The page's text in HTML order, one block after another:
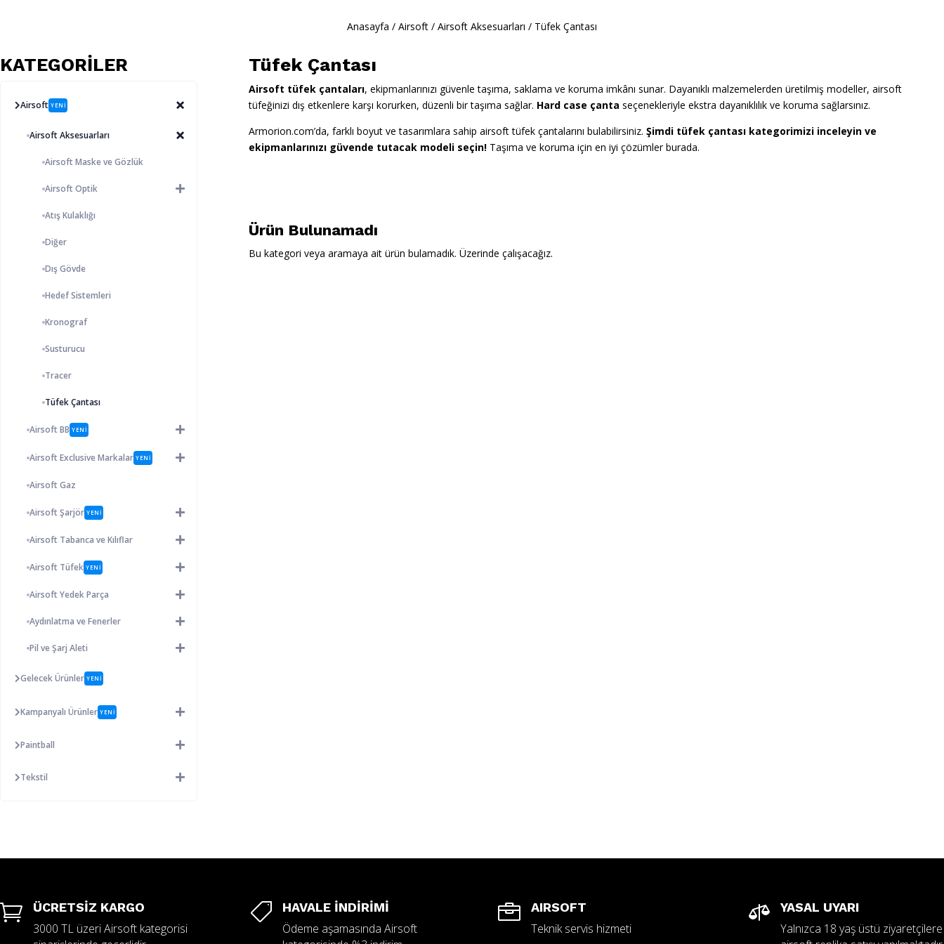
Anasayfa / Airsoft / Airsoft Aksesuarları / Tüfek Çantası
KATEGORİLER
Airsoft YENİ
Airsoft Aksesuarları
Airsoft Maske ve Gözlük
Airsoft Optik
Atış Kulaklığı
Diğer
Dış Gövde
Hedef Sistemleri
Kronograf
Susturucu
Tracer
Tüfek Çantası
Airsoft BB YENİ
Airsoft Exclusive Markalar YENİ
Airsoft Gaz
Airsoft Şarjör YENİ
Airsoft Tabanca ve Kılıflar
Airsoft Tüfek YENİ
Airsoft Yedek Parça
Aydınlatma ve Fenerler
Pil ve Şarj Aleti
Gelecek Ürünler YENİ
Kampanyalı Ürünler YENİ
Paintball
Tekstil
Tüfek Çantası
Airsoft tüfek çantaları, ekipmanlarınızı güvenle taşıma, saklama ve koruma imkânı sunar. Dayanıklı malzemelerden üretilmiş modeller, airsoft
tüfeğinizi dış etkenlere karşı korurken, düzenli bir taşıma sağlar. Hard case çanta seçenekleriyle ekstra dayanıklılık ve koruma sağlarsınız.
Armorion.com’da, farklı boyut ve tasarımlara sahip airsoft tüfek çantalarını bulabilirsiniz.Şimdi tüfek çantası kategorimizi inceleyin ve
ekipmanlarınızı güvende tutacak modeli seçin! Taşıma ve koruma için en iyi çözümler burada.
Ürün Bulunamadı
Bu kategori veya aramaya ait ürün bulamadık. Üzerinde çalışacağız.
 ÜCRETSİZ KARGO
3000 TL üzeri Airsoft kategorisi
 HAVALE İNDİRİMİ
Ödeme aşamasında Airsoft
 AIRSOFT
Teknik servis hizmeti
 YASAL UYARI
Yalnızca 18 yaş üstü ziyaretçilere